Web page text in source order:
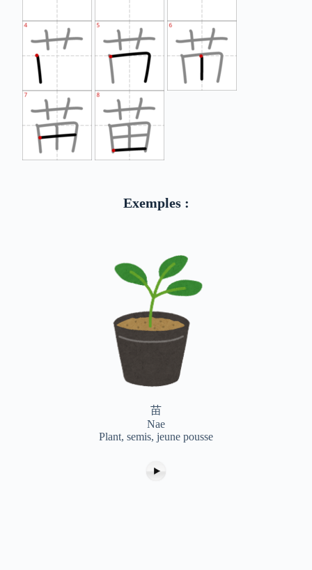
Exemples :
苗
Nae
Plant, semis, jeune pousse